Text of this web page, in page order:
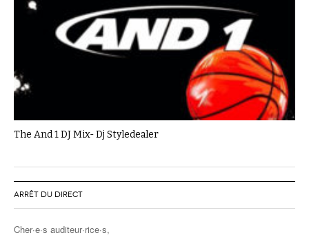
The And 1 DJ Mix- Dj Styledealer
ARRÊT DU DIRECT
Cher·e·s auditeur·rice·s,